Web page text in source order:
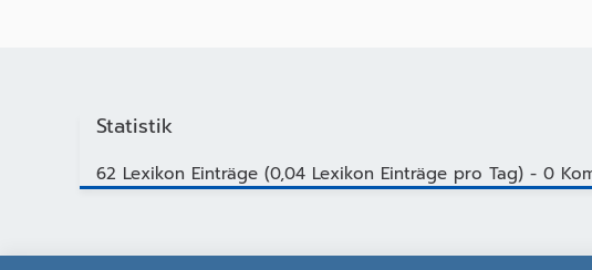
Statistik
62 Lexikon Einträge (0,04 Lexikon Einträge pro Tag) - 0